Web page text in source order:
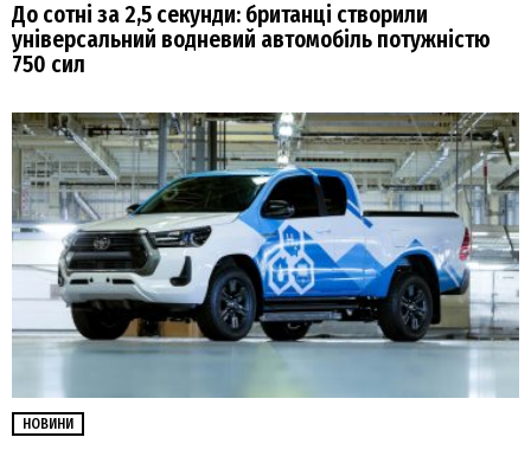
До сотні за 2,5 секунди: британці створили
універсальний водневий автомобіль потужністю
750 сил
НОВИНИ